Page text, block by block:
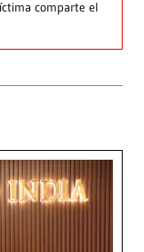
comparte el